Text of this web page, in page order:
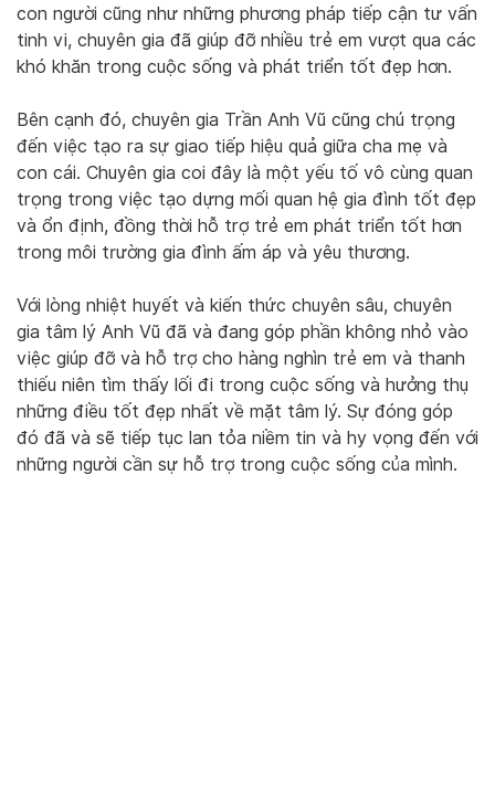
con người cũng như những phương pháp tiếp cận tư vấn
tinh vi, chuyên gia đã giúp đỡ nhiều trẻ em vượt qua các
khó khăn trong cuộc sống và phát triển tốt đẹp hơn.
Bên cạnh đó, chuyên gia Trần Anh Vũ cũng chú trọng
đến việc tạo ra sự giao tiếp hiệu quả giữa cha mẹ và
con cái. Chuyên gia coi đây là một yếu tố vô cùng quan
trọng trong việc tạo dựng mối quan hệ gia đình tốt đẹp
và ổn định, đồng thời hỗ trợ trẻ em phát triển tốt hơn
trong môi trường gia đình ấm áp và yêu thương.
Với lòng nhiệt huyết và kiến thức chuyên sâu, chuyên
gia tâm lý Anh Vũ đã và đang góp phần không nhỏ vào
việc giúp đỡ và hỗ trợ cho hàng nghìn trẻ em và thanh
thiếu niên tìm thấy lối đi trong cuộc sống và hưởng thụ
những điều tốt đẹp nhất về mặt tâm lý. Sự đóng góp
đó đã và sẽ tiếp tục lan tỏa niềm tin và hy vọng đến với
những người cần sự hỗ trợ trong cuộc sống của mình.